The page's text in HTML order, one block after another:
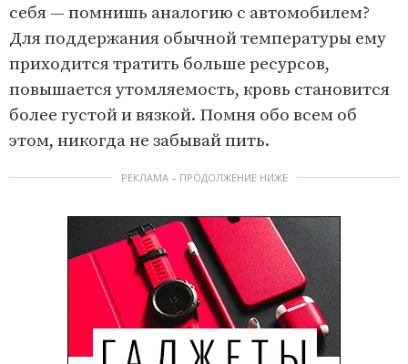
себя — помнишь аналогию с автомобилем?
Для поддержания обычной температу­ры ему
приходится тратить больше ресурсов,
повышается утомляемость, кровь становится
более густой и вязкой. Помня обо всем об
этом, никогда не забывай пить.
РЕКЛАМА – ПРОДОЛЖЕНИЕ НИЖЕ